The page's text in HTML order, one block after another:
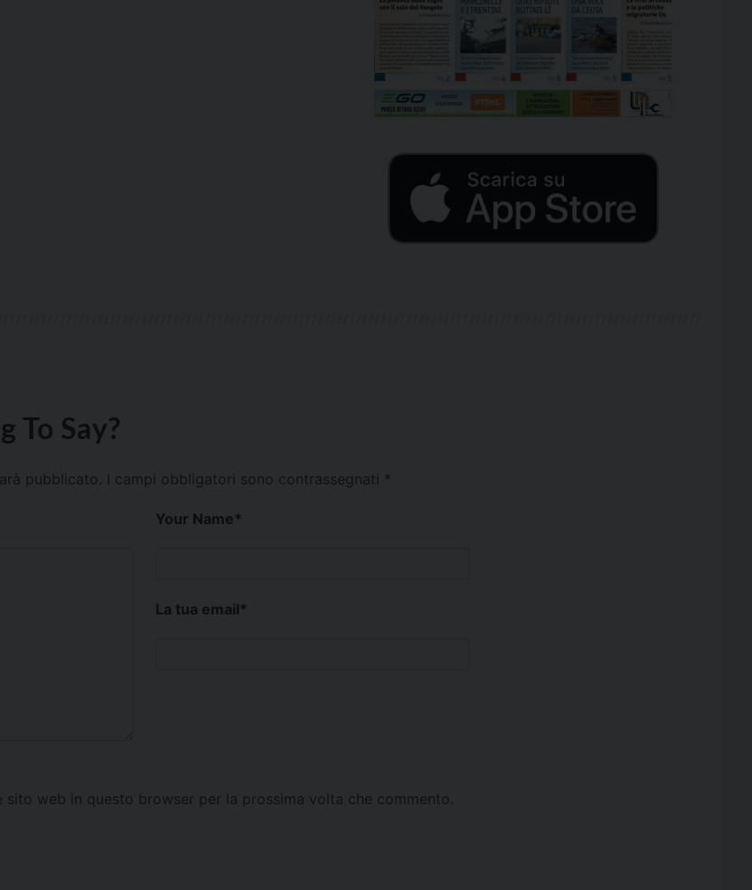
To Say?
pubblicato. I campi obbligatori sono contrassegnati *
Your Name*
La tua email*
sito web in questo browser per la prossima volta che commento.